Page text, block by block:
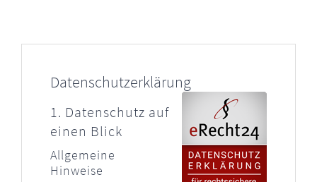
Datenschutzerklärung
1. Datenschutz auf
einen Blick
Allgemeine
Hinweise